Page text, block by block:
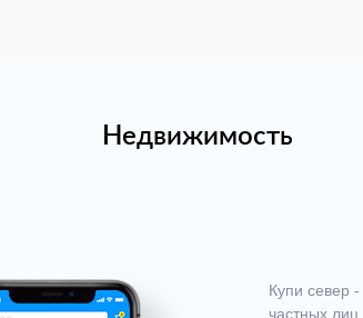
Недвижимость
Купи север
частных лиц